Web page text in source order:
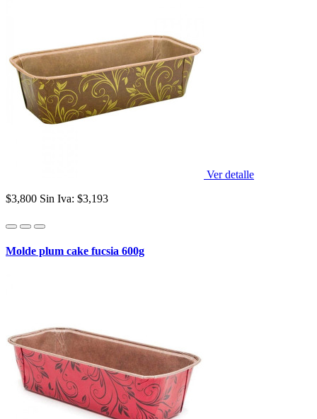
Ver detalle
$3,800 Sin Iva: $3,193
Molde plum cake fucsia 600g